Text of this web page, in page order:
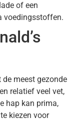
of een
voedingsstoffen.
de meest gezonde
relatief veel vet,
hap kan prima,
kiezen voor